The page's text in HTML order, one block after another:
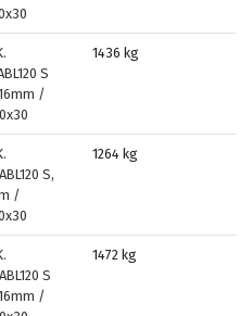
S
/
1436 kg
S,
/
1264 kg
S
/
1472 kg